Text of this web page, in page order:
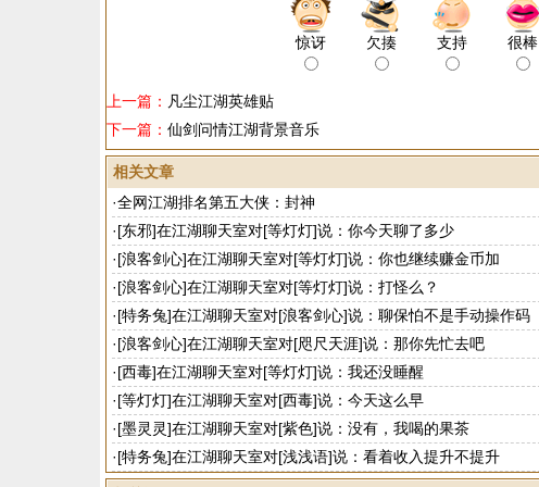
惊讶 欠揍 支持 很棒
上一篇： 凡尘江湖英雄贴
下一篇： 仙剑问情江湖背景音乐
相关文章
·全网江湖排名第五大侠：封神
·[东邪]在江湖聊天室对[等灯灯]说：你今天聊了多少
·[浪客剑心]在江湖聊天室对[等灯灯]说：你也继续赚金币加
·[浪客剑心]在江湖聊天室对[等灯灯]说：打怪么？
·[特务兔]在江湖聊天室对[浪客剑心]说：聊保怕不是手动操作码
·[浪客剑心]在江湖聊天室对[咫尺天涯]说：那你先忙去吧
·[西毒]在江湖聊天室对[等灯灯]说：我还没睡醒
·[等灯灯]在江湖聊天室对[西毒]说：今天这么早
·[墨灵灵]在江湖聊天室对[紫色]说：没有，我喝的果茶
·[特务兔]在江湖聊天室对[浅浅语]说：看着收入提升不提升